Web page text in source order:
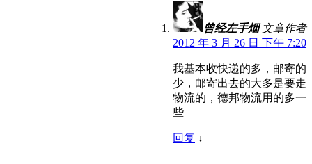
曾经左手烟 文章作者
2012 年 3 月 26 日 下午 7:20
我基本收快递的多，邮寄的
少，邮寄出去的大多是要走
物流的，德邦物流用的多一
些
回复 ↓